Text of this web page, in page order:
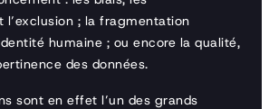
l’exclusion ; la fragmentation
humaine ; ou encore la qualité,
des données.
sont en effet l’un des grands